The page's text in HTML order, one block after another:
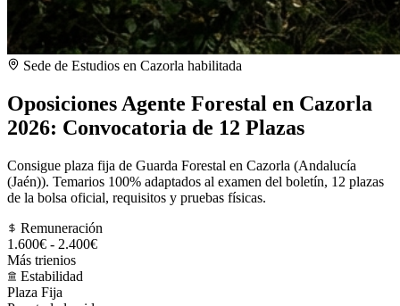
Sede de Estudios en Cazorla habilitada
Oposiciones Agente Forestal en Cazorla
2026: Convocatoria de 12 Plazas
Consigue plaza fija de Guarda Forestal en Cazorla (Andalucía
(Jaén)). Temarios 100% adaptados al examen del boletín, 12 plazas
de la bolsa oficial, requisitos y pruebas físicas.
Remuneración
1.600€ - 2.400€
Más trienios
Estabilidad
Plaza Fija